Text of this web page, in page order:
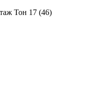
Тон 17 (46)